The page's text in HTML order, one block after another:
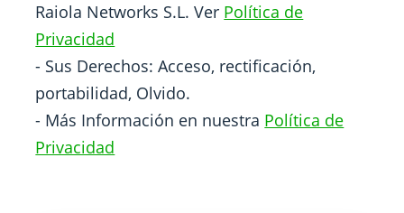
Raiola Networks S.L. Ver Política de
Privacidad
- Sus Derechos: Acceso, rectificación,
portabilidad, Olvido.
- Más Información en nuestra Política de
Privacidad